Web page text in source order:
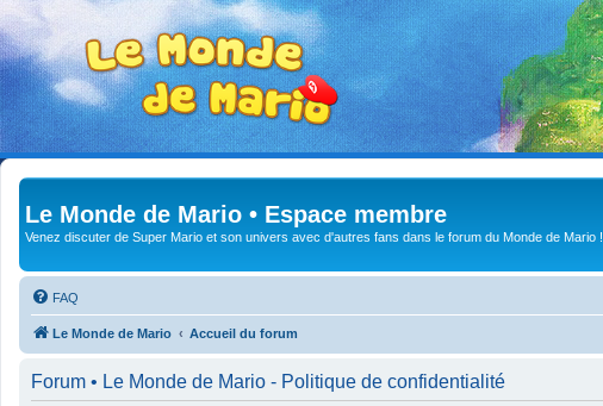
Le Monde de Mario • Espace membre
Venez discuter de Super Mario et son univers avec d'autres fans dans le forum du Monde de Mario !
FAQ
Le Monde de Mario Accueil du forum
Forum • Le Monde de Mario - Politique de confidentialité